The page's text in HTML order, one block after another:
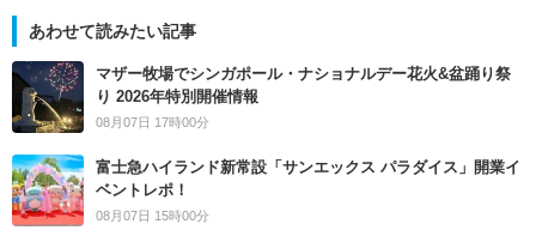
あわせて読みたい記事
マザー牧場でシンガポール・ナショナルデー花火&盆踊り祭
り 2026年特別開催情報
08月07日 17時00分
富士急ハイランド新常設「サンエックス パラダイス」開業イ
ベントレポ！
08月07日 15時00分